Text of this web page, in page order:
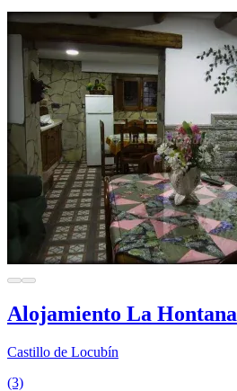
Alojamiento La Hontana
Castillo de Locubín
(3)